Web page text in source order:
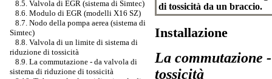
8.5. Valvola di EGR (sistema di Simtec)
8.6. Modulo di EGR (modelli X16 SZ)
8.7. Nodo della pompa aerea (sistema di
Simtec)
8.8. Valvola di un limite di sistema di
riduzione di tossicità
8.9. La commutazione - da valvola di
sistema di riduzione di tossicità
di tossicità da un braccio.
Installazione
La commutazione
tossicità